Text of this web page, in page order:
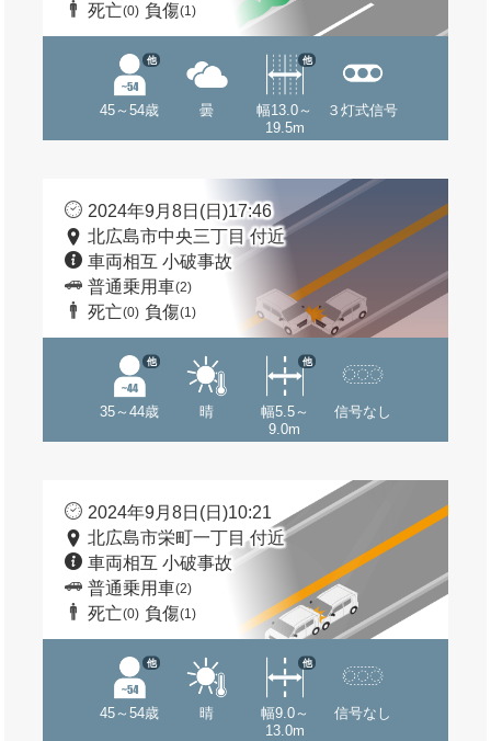
死亡(0) 負傷(1)
45～54歳
他
曇
幅13.0～
19.5m
他
３灯式信号
2024年9月8日(日)17:46
北広島市中央三丁目 付近
車両相互 小破事故
普通乗用車(2)
死亡(0) 負傷(1)
35～44歳
他
晴
幅5.5～
9.0m
他
信号なし
2024年9月8日(日)10:21
北広島市栄町一丁目 付近
車両相互 小破事故
普通乗用車(2)
死亡(0) 負傷(1)
45～54歳
他
晴
幅9.0～
13.0m
他
信号なし